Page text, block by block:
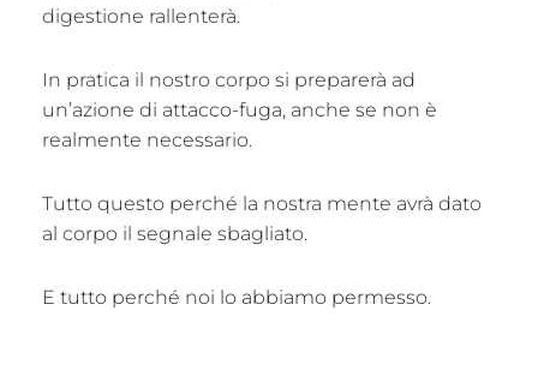
digestione rallenterà.
In pratica il nostro corpo si preparerà ad
un’azione di attacco-fuga, anche se non è
realmente necessario.
Tutto questo perché la nostra mente avrà dato
al corpo il segnale sbagliato.
E tutto perché noi lo abbiamo permesso.